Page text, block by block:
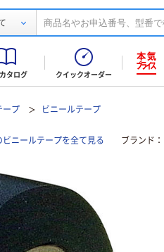
タログ クイックオーダー
ープ ビニールテープ
ビニールテープを全て見る ブランド